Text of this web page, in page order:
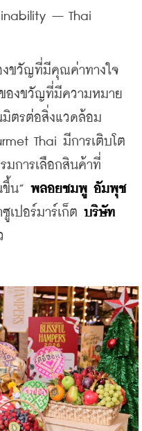
– Thai
ขวัญที่มีคุณค่าทางใจ
องขวัญที่มีความหมาย
ตรต่อสิ่งแวดล้อม
Thai มีการเติบโต
มการเลือกสินค้าที่
น” พลอยชมพู อัมพุช
เปอร์มาร์เก็ต บริษัท